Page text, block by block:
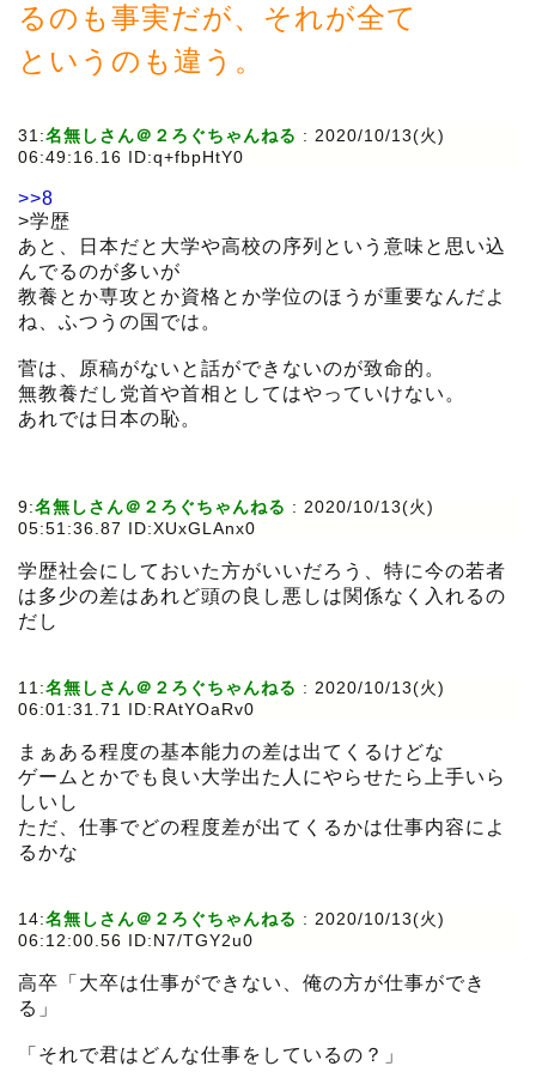
るのも事実だが、それが全て
というのも違う。
31:名無しさん＠２ろぐちゃんねる : 2020/10/13(火)
06:49:16.16 ID:q+fbpHtY0
>>8
>学歴
あと、日本だと大学や高校の序列という意味と思い込
んでるのが多いが
教養とか専攻とか資格とか学位のほうが重要なんだよ
ね、ふつうの国では。
菅は、原稿がないと話ができないのが致命的。
無教養だし党首や首相としてはやっていけない。
あれでは日本の恥。
9:名無しさん＠２ろぐちゃんねる : 2020/10/13(火)
05:51:36.87 ID:XUxGLAnx0
学歴社会にしておいた方がいいだろう、特に今の若者
は多少の差はあれど頭の良し悪しは関係なく入れるの
だし
11:名無しさん＠２ろぐちゃんねる : 2020/10/13(火)
06:01:31.71 ID:RAtYOaRv0
まぁある程度の基本能力の差は出てくるけどな
ゲームとかでも良い大学出た人にやらせたら上手いら
しいし
ただ、仕事でどの程度差が出てくるかは仕事内容によ
るかな
14:名無しさん＠２ろぐちゃんねる : 2020/10/13(火)
06:12:00.56 ID:N7/TGY2u0
高卒「大卒は仕事ができない、俺の方が仕事ができ
る」
「それで君はどんな仕事をしているの？」